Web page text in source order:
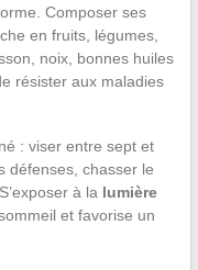
Composer ses
en fruits, légumes,
noix, bonnes huiles
résister aux maladies
: viser entre sept et
défenses, chasser le
à la lumière
et favorise un